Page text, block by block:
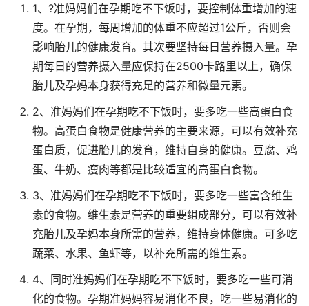
1、?准妈妈们在孕期吃不下饭时，要控制体重增加的速
度。在孕期，每周增加的体重不应超过1公斤，否则会
影响胎儿的健康发育。其次要坚持每日营养摄入量。孕
期每日的营养摄入量应保持在2500卡路里以上，确保
胎儿及孕妈本身获得充足的营养和微量元素。
2、准妈妈们在孕期吃不下饭时，要多吃一些高蛋白食
物。高蛋白食物是健康营养的主要来源，可以有效补充
蛋白质，促进胎儿的发育，维持自身的健康。豆腐、鸡
蛋、牛奶、瘦肉等都是比较适宜的高蛋白食物。
3、准妈妈们在孕期吃不下饭时，要多吃一些富含维生
素的食物。维生素是营养的重要组成部分，可以有效补
充胎儿及孕妈本身所需的营养，维持身体健康。可多吃
蔬菜、水果、鱼虾等，以补充所需的维生素。
4、同时准妈妈们在孕期吃不下饭时，要多吃一些可消
化的食物。孕期准妈妈容易消化不良，吃一些易消化的